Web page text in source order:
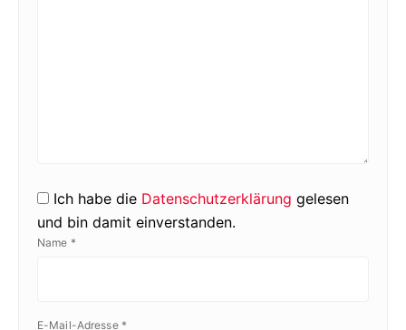
Ich habe die Datenschutzerklärung gelesen
und bin damit einverstanden.
Name *
E-Mail-Adresse *